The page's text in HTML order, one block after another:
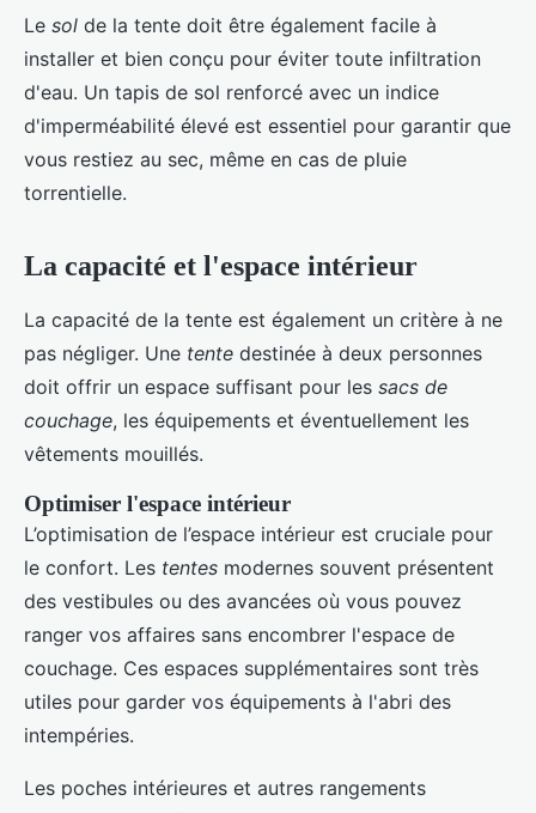
Le sol de la tente doit être également facile à
installer et bien conçu pour éviter toute infiltration
d'eau. Un tapis de sol renforcé avec un indice
d'imperméabilité élevé est essentiel pour garantir que
vous restiez au sec, même en cas de pluie
torrentielle.
La capacité et l'espace intérieur
La capacité de la tente est également un critère à ne
pas négliger. Une tente destinée à deux personnes
doit offrir un espace suffisant pour les sacs de
couchage, les équipements et éventuellement les
vêtements mouillés.
Optimiser l'espace intérieur
L’optimisation de l’espace intérieur est cruciale pour
le confort. Les tentes modernes souvent présentent
des vestibules ou des avancées où vous pouvez
ranger vos affaires sans encombrer l'espace de
couchage. Ces espaces supplémentaires sont très
utiles pour garder vos équipements à l'abri des
intempéries.
Les poches intérieures et autres rangements